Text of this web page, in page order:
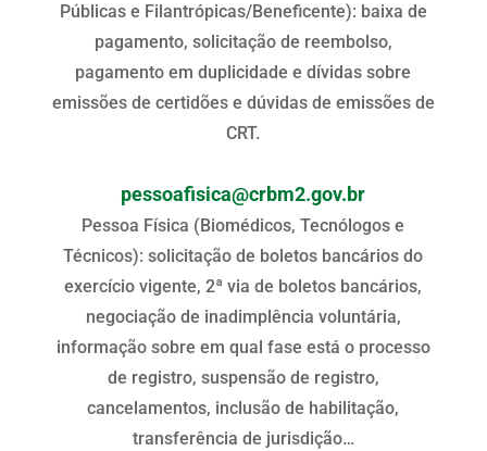
Públicas e Filantrópicas/Beneficente): baixa de
pagamento, solicitação de reembolso,
pagamento em duplicidade e dívidas sobre
emissões de certidões e dúvidas de emissões de
CRT.
pessoafisica@crbm2.gov.br
Pessoa Física (Biomédicos, Tecnólogos e
Técnicos): solicitação de boletos bancários do
exercício vigente, 2ª via de boletos bancários,
negociação de inadimplência voluntária,
informação sobre em qual fase está o processo
de registro, suspensão de registro,
cancelamentos, inclusão de habilitação,
transferência de jurisdição…